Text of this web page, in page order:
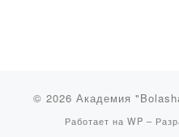
© 2026 Академия
Работает на WP –